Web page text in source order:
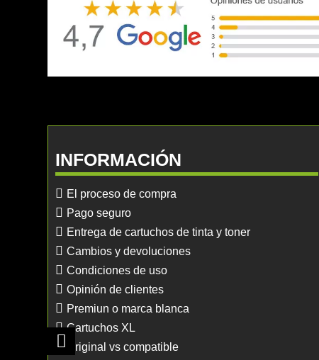
INFORMACIÓN
El proceso de compra
Pago seguro
Entrega de cartuchos de tinta y toner
Cambios y devoluciones
Condiciones de uso
Opinión de clientes
Premiun o marca blanca
Cartuchos XL
Original vs compatible